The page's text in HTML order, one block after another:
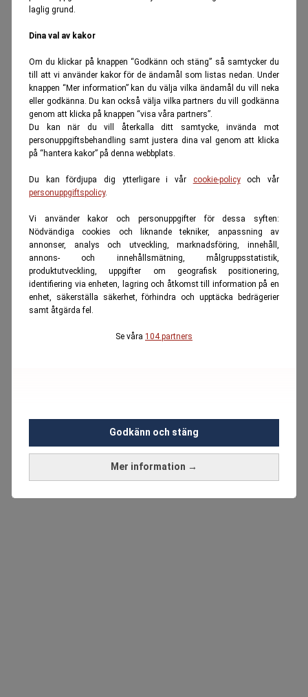
laglig grund.
Dina val av kakor
Om du klickar på knappen “Godkänn och stäng” så samtycker du
till att vi använder kakor för de ändamål som listas nedan. Under
knappen “Mer information” kan du välja vilka ändamål du vill neka
eller godkänna. Du kan också välja vilka partners du vill godkänna
genom att klicka på knappen “visa våra partners”.
Du kan när du vill återkalla ditt samtycke, invända mot
personuppgiftsbehandling samt justera dina val genom att klicka
på “hantera kakor” på denna webbplats.
Du kan fördjupa dig ytterligare i vår cookie-policyoch vår
personuppgiftspolicy.
Vi använder kakor och personuppgifter för dessa syften:
Nödvändiga cookies och liknande tekniker, anpassning av
annonser, analys och utveckling, marknadsföring, innehåll,
annons- och innehållsmätning, målgruppsstatistik,
produktutveckling, uppgifter om geografisk positionering,
identifiering via enheten, lagring och åtkomst till information på en
enhet, säkerställa säkerhet, förhindra och upptäcka bedrägerier
samt åtgärda fel.
Se våra 104 partners
Mer information →
Godkänn och stäng